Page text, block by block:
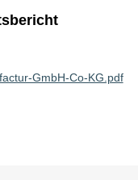
GmbH-Co-KG.pdf